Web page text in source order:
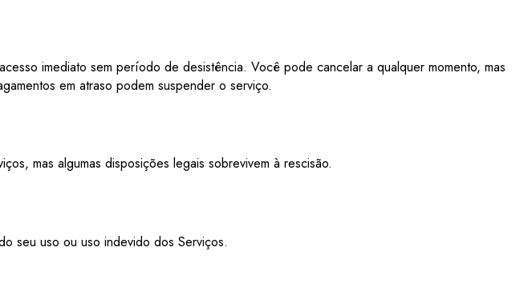
imediato sem período de desistência. Você pode cancelar a qualquer momento, mas
em atraso podem suspender o serviço.
mas algumas disposições legais sobrevivem à rescisão.
seu uso ou uso indevido dos Serviços.